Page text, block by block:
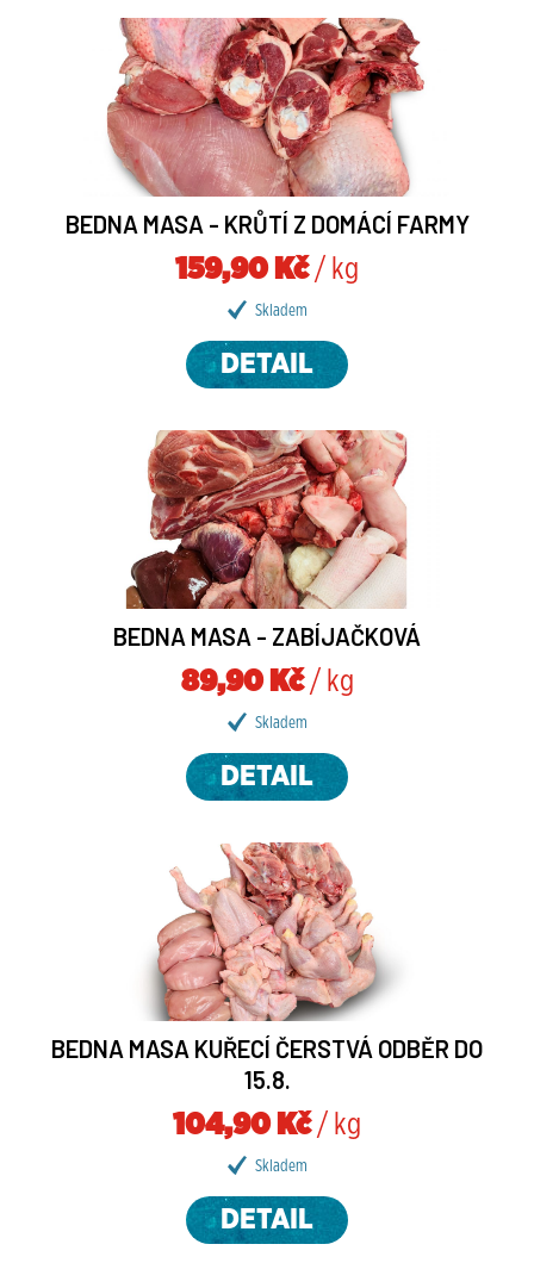
BEDNA MASA - KRŮTÍ Z DOMÁCÍ FARMY
159,90 Kč/ kg
Skladem
DETAIL
BEDNA MASA - ZABÍJAČKOVÁ
89,90 Kč/ kg
Skladem
DETAIL
BEDNA MASA KUŘECÍ ČERSTVÁ ODBĚR DO
15.8.
104,90 Kč/ kg
Skladem
DETAIL